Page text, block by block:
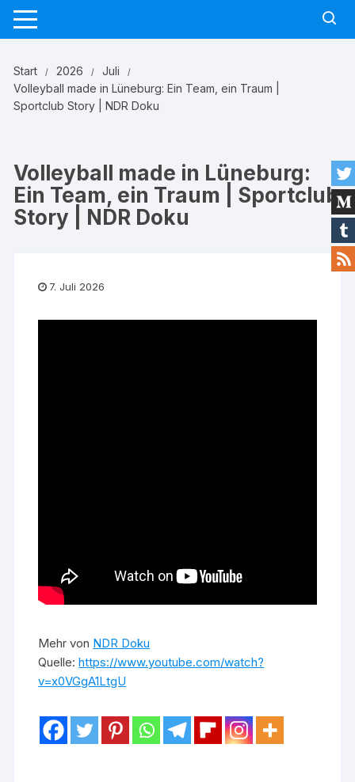
Zum
Inhalt
Start 2026
Juli
Volleyball made in Lüneburg: Ein Team, ein Traum |
Sportclub Story | NDR Doku
Volleyball made in Lüneburg:
Ein Team, ein Traum | Sportclub
Story | NDR Doku
7. Juli 2026
Mehr von NDR Doku
Quelle:https://www.youtube.com/watch?
v=x0VGgA1LtgU